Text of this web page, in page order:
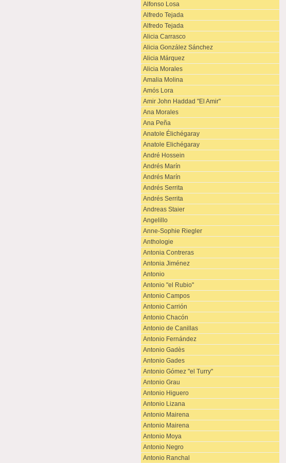
Alfonso Losa
Alfredo Tejada
Alfredo Tejada
Alicia Carrasco
Alicia González Sánchez
Alicia Márquez
Alicia Morales
Amalia Molina
Amós Lora
Amir John Haddad "El Amir"
Ana Morales
Ana Peña
Anatole Élichégaray
Anatole Elichégaray
André Hossein
Andrés Marín
Andrés Marín
Andrés Serrita
Andrés Serrita
Andreas Staier
Angelillo
Anne-Sophie Riegler
Anthologie
Antonia Contreras
Antonia Jiménez
Antonio
Antonio "el Rubio"
Antonio Campos
Antonio Carrión
Antonio Chacón
Antonio de Canillas
Antonio Fernández
Antonio Gadès
Antonio Gades
Antonio Gómez "el Turry"
Antonio Grau
Antonio Higuero
Antonio Lizana
Antonio Mairena
Antonio Mairena
Antonio Moya
Antonio Negro
Antonio Ranchal